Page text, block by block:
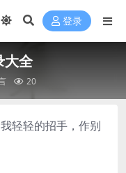
登录
大全
20
轻轻的招手，作别